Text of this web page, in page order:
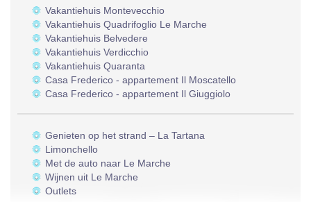
Vakantiehuis Montevecchio
Vakantiehuis Quadrifoglio Le Marche
Vakantiehuis Belvedere
Vakantiehuis Verdicchio
Vakantiehuis Quaranta
Casa Frederico - appartement Il Moscatello
Casa Frederico - appartement Il Giuggiolo
Genieten op het strand – La Tartana
Limonchello
Met de auto naar Le Marche
Wijnen uit Le Marche
Outlets